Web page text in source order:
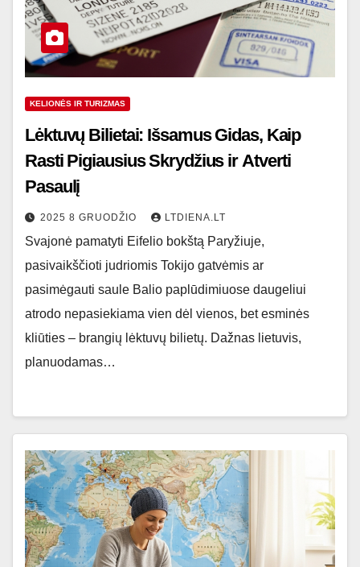
KELIONĖS IR TURIZMAS
Lėktuvų Bilietai: Išsamus Gidas, Kaip
Rasti Pigiausius Skrydžius ir Atverti
Pasaulį
2025 8 GRUODŽIO LTDIENA.LT
Svajonė pamatyti Eifelio bokštą Paryžiuje,
pasivaikščioti judriomis Tokijo gatvėmis ar
pasimėgauti saule Balio paplūdimiuose daugeliui
atrodo nepasiekiama vien dėl vienos, bet esminės
kliūties – brangių lėktuvų bilietų. Dažnas lietuvis,
planuodamas…